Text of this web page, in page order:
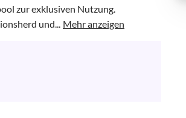
zur exklusiven Nutzung.
und... Mehr anzeigen